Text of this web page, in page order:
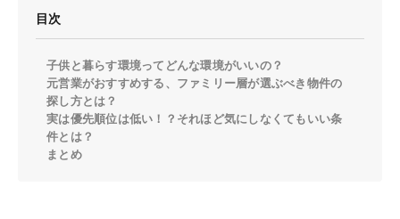
目次
子供と暮らす環境ってどんな環境がいいの？
元営業がおすすめする、ファミリー層が選ぶべき物件の
探し方とは？
実は優先順位は低い！？それほど気にしなくてもいい条
件とは？
まとめ